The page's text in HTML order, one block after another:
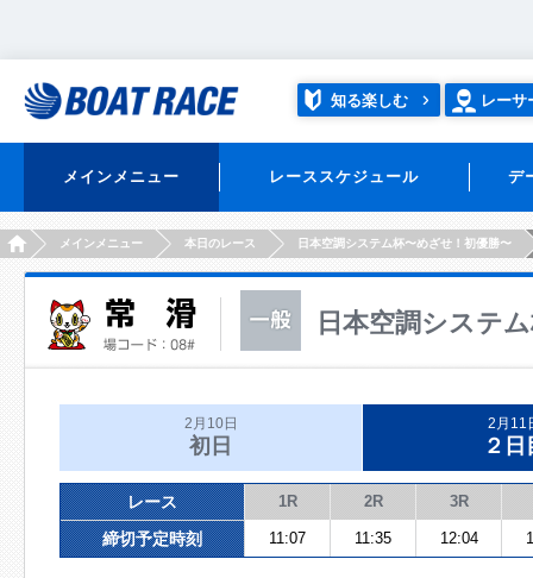
知る楽しむ レーサ
メインメニュー レーススケジュール デ
HOMEメインメニュー 本日のレース 日本空調システム杯〜めざせ！初優勝〜
日本空調システ
2月10日
初日
2月11
２日
レース 1R 2R 3R
締切予定時刻 11:07 11:35 12:04